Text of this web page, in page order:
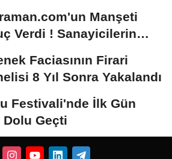
Manşeti
Verdi ! Sanayicilerin
Faciasının Firari
8 Yıl Sonra Yakalandı
Festivali'nde İlk Gün
Dolu Geçti